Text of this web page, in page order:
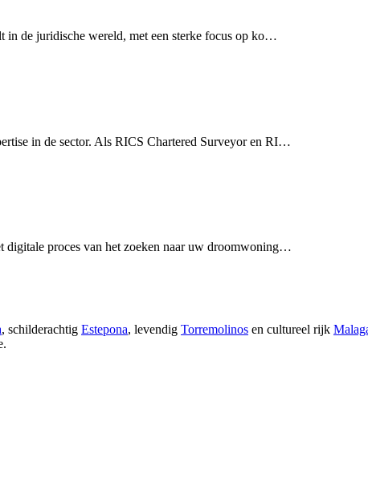
in de juridische wereld, met een sterke focus op ko…
in de sector. Als RICS Chartered Surveyor en RI…
digitale proces van het zoeken naar uw droomwoning…
, schilderachtig Estepona, levendig Torremolinos en cultureel rijk